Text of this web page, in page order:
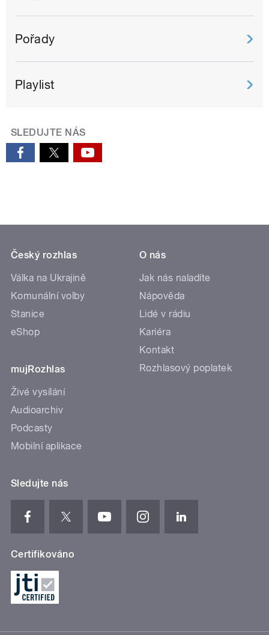
Pořady
Playlist
SLEDUJTE NÁS
Český rozhlas
Válka na Ukrajině
Komunální volby
Stanice
eShop
mujRozhlas
Živé vysílání
Audioarchiv
Podcasty
Mobilní aplikace
O nás
Jak nás naladíte
Nápověda
Lidé v rádiu
Kariéra
Kontakt
Rozhlasový poplatek
Sledujte nás
Certifikováno